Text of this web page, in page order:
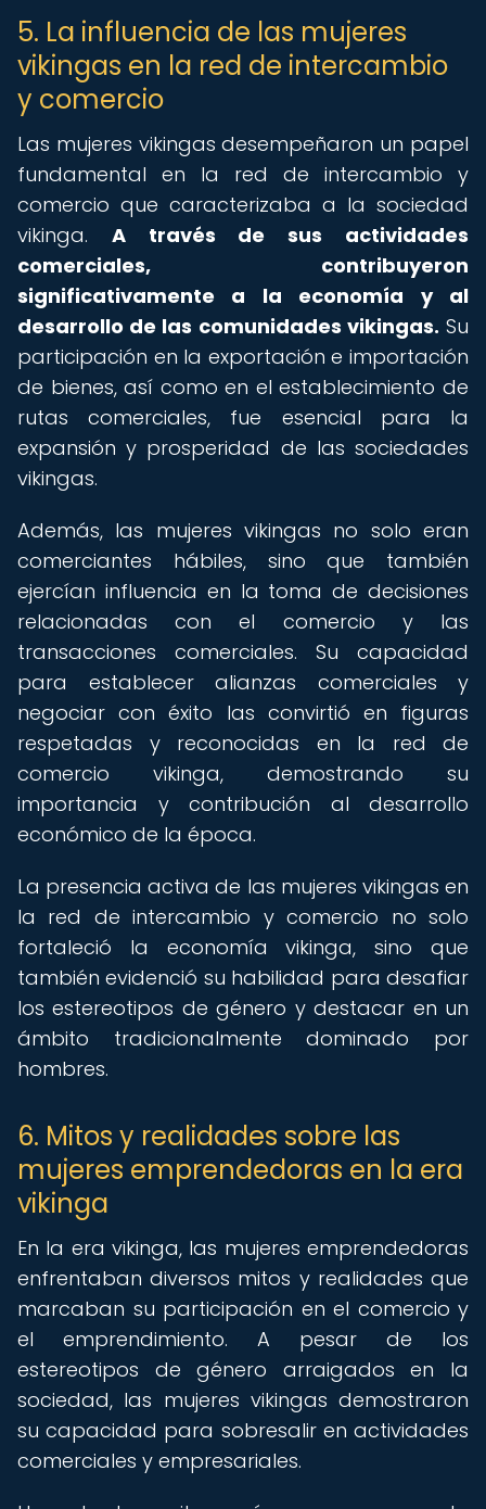
5. La influencia de las mujeres
vikingas en la red de intercambio
y comercio
Las mujeres vikingas desempeñaron un papel
fundamental en la red de intercambio y
comercio que caracterizaba a la sociedad
vikinga. A través de sus actividades
comerciales, contribuyeron
significativamente a la economía y al
desarrollo de las comunidades vikingas. Su
participación en la exportación e importación
de bienes, así como en el establecimiento de
rutas comerciales, fue esencial para la
expansión y prosperidad de las sociedades
vikingas.
Además, las mujeres vikingas no solo eran
comerciantes hábiles, sino que también
ejercían influencia en la toma de decisiones
relacionadas con el comercio y las
transacciones comerciales. Su capacidad
para establecer alianzas comerciales y
negociar con éxito las convirtió en figuras
respetadas y reconocidas en la red de
comercio vikinga, demostrando su
importancia y contribución al desarrollo
económico de la época.
La presencia activa de las mujeres vikingas en
la red de intercambio y comercio no solo
fortaleció la economía vikinga, sino que
también evidenció su habilidad para desafiar
los estereotipos de género y destacar en un
ámbito tradicionalmente dominado por
hombres.
6. Mitos y realidades sobre las
mujeres emprendedoras en la era
vikinga
En la era vikinga, las mujeres emprendedoras
enfrentaban diversos mitos y realidades que
marcaban su participación en el comercio y
el emprendimiento. A pesar de los
estereotipos de género arraigados en la
sociedad, las mujeres vikingas demostraron
su capacidad para sobresalir en actividades
comerciales y empresariales.